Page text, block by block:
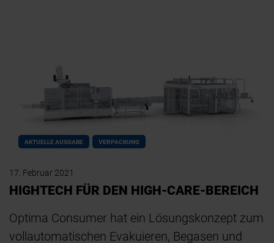
AKTUELLE AUSGABE VERPACKUNG
17. Februar 2021
HIGHTECH FÜR DEN HIGH-CARE-BEREICH
Optima Consumer hat ein Lösungskonzept zum
vollautomatischen Evakuieren, Begasen und